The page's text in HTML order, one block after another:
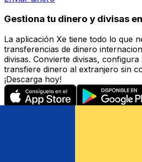
Gestiona tu dinero y divisas
La aplicación Xe tiene todo lo que
transferencias de dinero
divisas. Convierte divisas,
transfiere dinero al extranjero sin
¡Descarga hoy!